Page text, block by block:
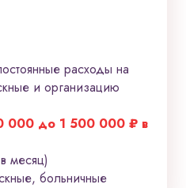
расходы на
и организацию
000 до 1 500 000 ₽ в
месяц)
больничные